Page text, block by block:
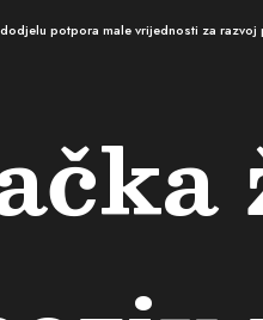
potpora male vrijednosti za